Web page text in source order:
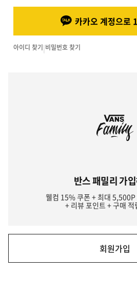
카카오 계정으로
아이디 찾기|비밀번호 찾기
반스 패밀리 가
웰컴 15% 쿠폰 + 최대 5,500P
+ 리뷰 포인트 + 구매 적
회원가입